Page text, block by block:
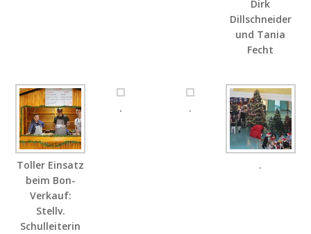
Dirk
Dillschneider
und Tania
Fecht
Toller Einsatz
beim Bon-
Verkauf:
Stellv.
Schulleiterin
. .
.